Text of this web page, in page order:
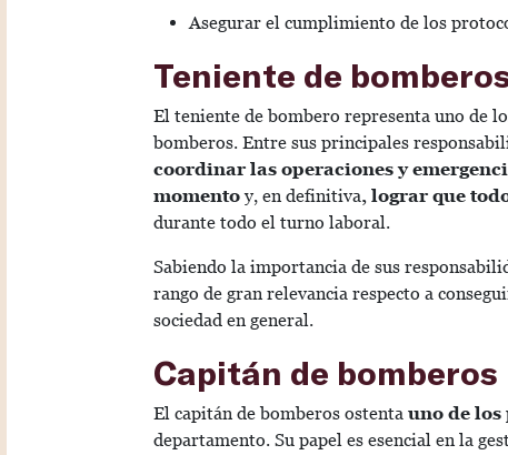
Asegurar el cumplimiento de los
Teniente de
El teniente de bombero representa uno de
bomberos. Entre sus principales
coordinar las operaciones y
momentoy, en definitiva, lograr que
durante todo el turno laboral.
Sabiendo la importancia de sus
rango de gran relevancia respecto a
sociedad en general.
Capitán de bomberos
El capitán de bomberos ostenta uno de los
departamento. Su papel es esencial en la